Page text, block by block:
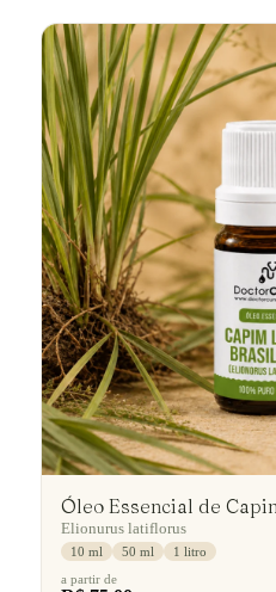
Óleo Essencial de
Elionurus latiflorus
10 ml 50 ml
1 litro
a partir de